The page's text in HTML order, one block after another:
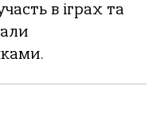
в іграх та